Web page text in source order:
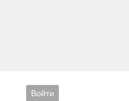
Войти